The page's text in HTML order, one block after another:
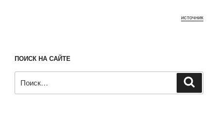
источник
ПОИСК НА САЙТЕ